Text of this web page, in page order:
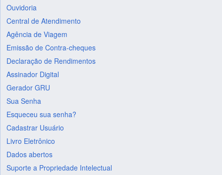
Ouvidoria
Central de Atendimento
Agência de Viagem
Emissão de Contra-cheques
Declaração de Rendimentos
Assinador Digital
Gerador GRU
Sua Senha
Esqueceu sua senha?
Cadastrar Usuário
Livro Eletrônico
Dados abertos
Suporte a Propriedade Intelectual